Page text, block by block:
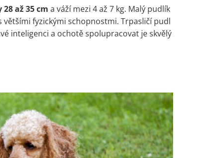
28 až 35 cm a váží mezi 4 až 7 kg. Malý pudlík
fyzickými schopnostmi. Trpasličí pudl
inteligenci a ochotě spolupracovat je skvělý